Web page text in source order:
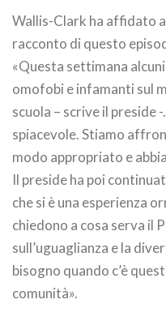
Wallis-Clark ha affidato
racconto di questo
«Questa settimana
omofobi e infamanti sul
scuola – scrive il preside
spiacevole. Stiamo
modo appropriato e
Il preside ha poi
che si è una esperienza
chiedono a cosa serva il
sull’uguaglianza e la
bisogno quando c’è
comunità».